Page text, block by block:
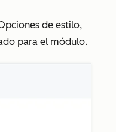
de estilo,
para el módulo.